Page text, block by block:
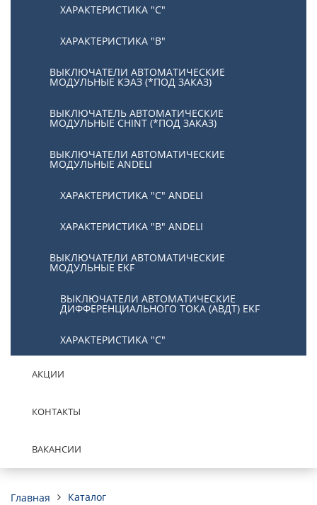
ХАРАКТЕРИСТИКА "С"
ХАРАКТЕРИСТИКА "В"
ВЫКЛЮЧАТЕЛИ АВТОМАТИЧЕСКИЕ
МОДУЛЬНЫЕ КЭАЗ (*ПОД ЗАКАЗ)
ВЫКЛЮЧАТЕЛЬ АВТОМАТИЧЕСКИЕ
МОДУЛЬНЫЕ CHINT (*ПОД ЗАКАЗ)
ВЫКЛЮЧАТЕЛИ АВТОМАТИЧЕСКИЕ
МОДУЛЬНЫЕ ANDELI
ХАРАКТЕРИСТИКА "C" ANDELI
ХАРАКТЕРИСТИКА "B" ANDELI
ВЫКЛЮЧАТЕЛИ АВТОМАТИЧЕСКИЕ
МОДУЛЬНЫЕ EKF
ВЫКЛЮЧАТЕЛИ АВТОМАТИЧЕСКИЕ
ДИФФЕРЕНЦИАЛЬНОГО ТОКА (АВДТ) EKF
ХАРАКТЕРИСТИКА "С"
АКЦИИ
КОНТАКТЫ
ВАКАНСИИ
Главная
Каталог